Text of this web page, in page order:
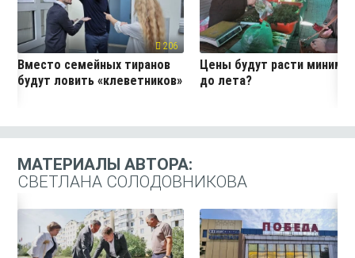
206
Вместо семейных тиранов
будут ловить «клеветников»
Цены будут расти
до лета?
МАТЕРИАЛЫ АВТОРА:
СВЕТЛАНА СОЛОДОВНИКОВА